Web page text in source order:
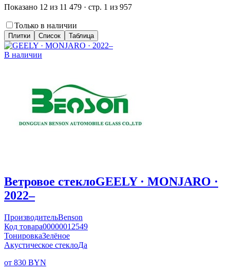
Показано 12 из 11 479 · стр. 1 из 957
Только в наличии
Плитки Список Таблица
В наличии
Ветровое стеклоGEELY · MONJARO ·
2022–
ПроизводительBenson
Код товара00000012549
ТонировкаЗелёное
Акустическое стеклоДа
от 830 BYN